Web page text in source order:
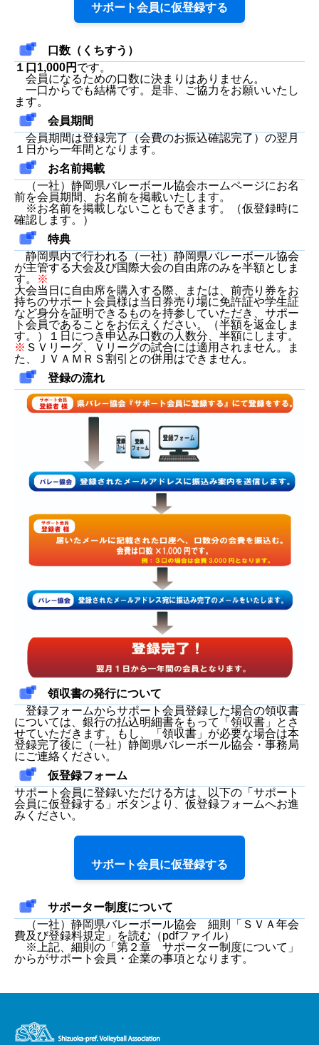
サポート会員に仮登録する
口数（くちすう）
１口1,000円 です。
会員になるための口数に決まりはありません。
一口からでも結構です。是非、ご協力をお願いいたし
ます。
会員期間
会員期間は登録完了（会費のお振込確認完了）の翌月
１日から一年間となります。
お名前掲載
（一社）静岡県バレーボール協会ホームページにお名
前を会員期間、お名前を掲載いたします。
※お名前を掲載しないこともできます。（仮登録時に
確認します。）
特典
静岡県内で行われる（一社）静岡県バレーボール協会
が主管する大会及び国際大会の自由席のみを半額としま
す。
※
大会当日に自由席を購入する際、または、前売り券をお
持ちのサポート会員様は当日券売り場に免許証や学生証
など身分を証明できるものを持参していただき、サポー
ト会員であることをお伝えください。（半額を返金しま
す。）１日につき申込み口数の人数分、半額にします。
※ ＳＶリーグ、Ｖリーグの試合には適用されません。ま
た、ＪＶＡＭＲＳ割引との併用はできません。
登録の流れ
領収書の発行について
登録フォームからサポート会員登録した場合の領収書
については、銀行の払込明細書をもって「領収書」とさ
せていただきます。もし、「領収書」が必要な場合は本
登録完了後に（一社）静岡県バレーボール協会・事務局
にご連絡ください。
仮登録フォーム
サポート会員に登録いただける方は、以下の「サポート
会員に仮登録する」ボタンより、仮登録フォームへお進
みください。
サポート会員に仮登録する
サポーター制度について
（一社）静岡県バレーボール協会 細則
「ＳＶＡ年会
費及び登録料規定」
を読む（pdfファイル）
※上記、細則の「第２章 サポーター制度について」
からがサポート会員・企業の事項となります。